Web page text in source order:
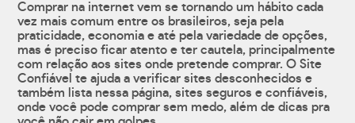
Comprar na internet vem se tornando um hábito cada
vez mais comum entre os brasileiros, seja pela
praticidade, economia e até pela variedade de opções,
mas é preciso ficar atento e ter cautela, principalmente
com relação aos sites onde pretende comprar. O Site
Confiável te ajuda a verificar sites desconhecidos e
também lista nessa página, sites seguros e confiáveis,
onde você pode comprar sem medo, além de dicas pra